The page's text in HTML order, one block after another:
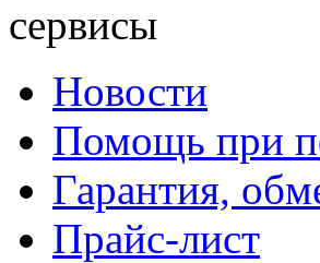
сервисы
Новости
Помощь при
Гарантия,
Прайс-лист